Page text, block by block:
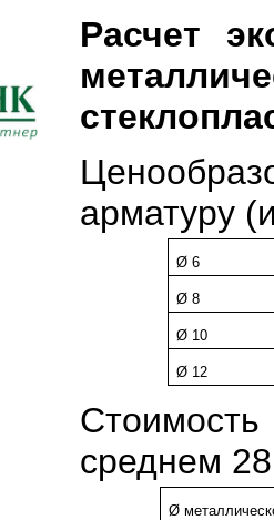
Расчет
арматуру
Ø 6
Ø 8
Ø 10
Ø 12
среднем
Ø